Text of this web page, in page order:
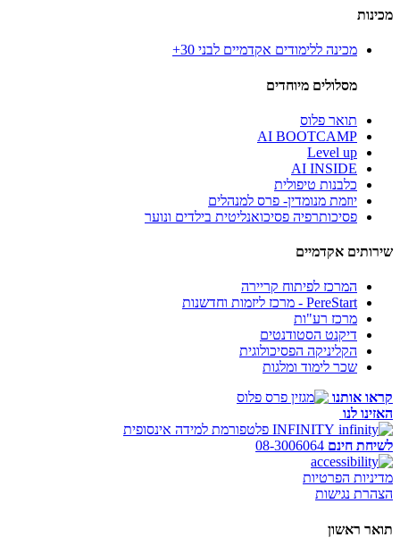
מכינות
מכינה ללימודים אקדמיים לבני 30+
מסלולים מיוחדים
תואר פלוס
AI BOOTCAMP
Level up
AI INSIDE
כלבנות טיפולית
יוזמת מנומדין- פרס למנהלים
פסיכותרפיה פסיכואנליטית בילדים ונוער
שירותים אקדמיים
המרכז לפיתוח קריירה
PereStart - מרכז ליזמות וחדשנות
מרכז רע"ות
דיקנט הסטודנטים
הקליניקה הפסיכולוגית
שכר לימוד ומלגות
קראו אותנו
האזינו לנו
INFINITY פלטפורמת למידה אינסופית
לשיחת חינם 08-3006064
מדיניות הפרטיות
הצהרת נגישות
תואר ראשון